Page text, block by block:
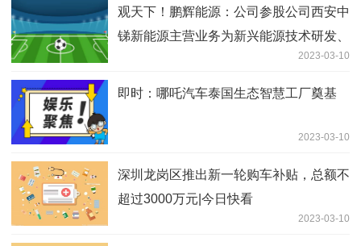
观天下！鹏辉能源：公司参股公司西安中
锑新能源主营业务为新兴能源技术研发、
2023-03-10
即时：哪吒汽车泰国生态智慧工厂奠基
2023-03-10
深圳龙岗区推出新一轮购车补贴，总额不
超过3000万元|今日快看
2023-03-10